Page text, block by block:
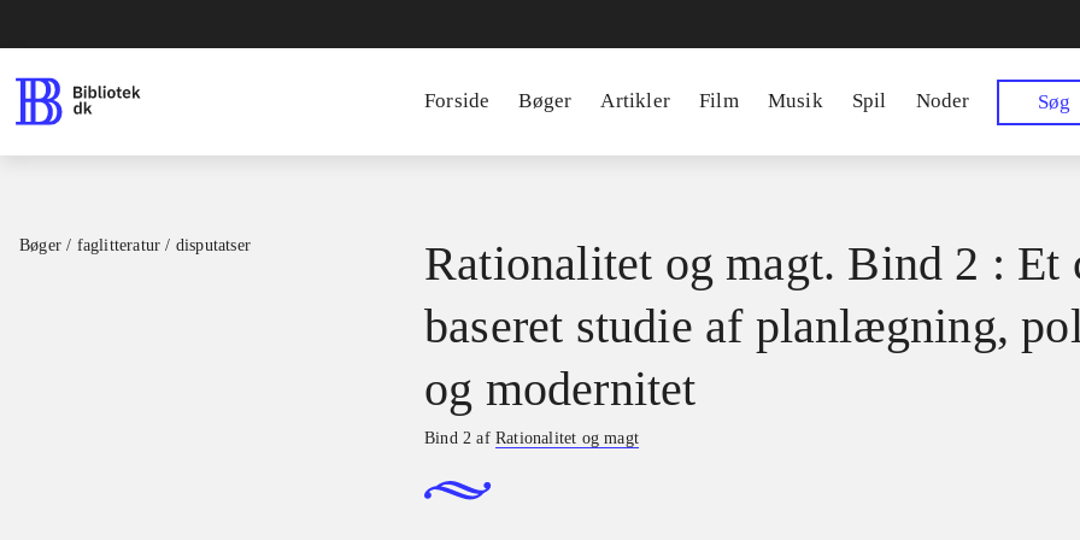
Forside Bøger Artikler Film Musik Spil Noder Søg
Bøger / faglitteratur / disputatser
Rationalitet og magt. Bind 2 : Et
baseret studie af planlægning,
og modernitet
Bind 2 afRationalitet og magt